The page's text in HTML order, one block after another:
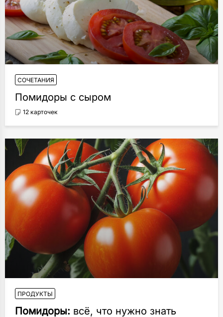
СОЧЕТАНИЯ
Помидоры с сыром
12 карточек
ПРОДУКТЫ
Помидоры: всё, что нужно знать